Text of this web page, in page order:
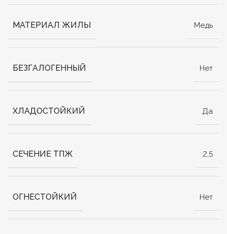
МАТЕРИАЛ ЖИЛЫ Медь
БЕЗГАЛОГЕННЫЙ Нет
ХЛАДОСТОЙКИЙ Да
СЕЧЕНИЕ ТПЖ 2,5
ОГНЕСТОЙКИЙ Нет